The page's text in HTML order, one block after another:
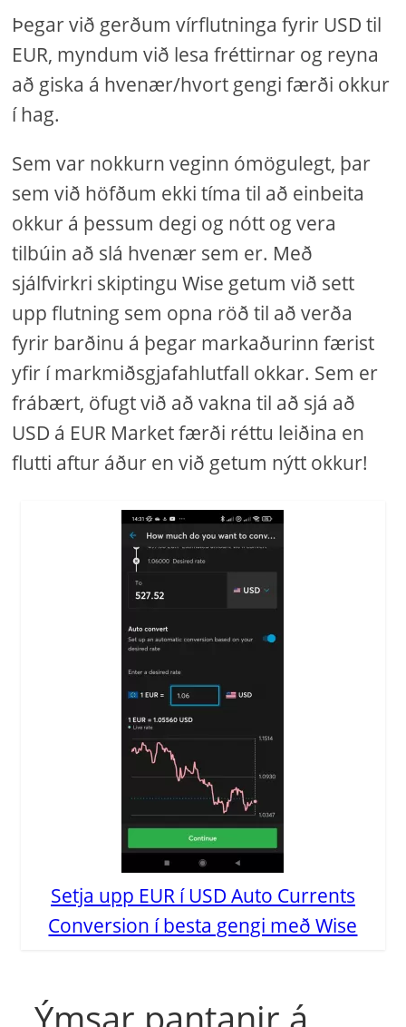
Þegar við gerðum vírflutninga fyrir USD til
EUR, myndum við lesa fréttirnar og reyna
að giska á hvenær/hvort gengi færði okkur
í hag.
Sem var nokkurn veginn ómögulegt, þar
sem við höfðum ekki tíma til að einbeita
okkur á þessum degi og nótt og vera
tilbúin að slá hvenær sem er. Með
sjálfvirkri skiptingu Wise getum við sett
upp flutning sem opna röð til að verða
fyrir barðinu á þegar markaðurinn færist
yfir í markmiðsgjafahlutfall okkar. Sem er
frábært, öfugt við að vakna til að sjá að
USD á EUR Market færði réttu leiðina en
flutti aftur áður en við getum nýtt okkur!
Setja upp EUR í USD Auto Currents
Conversion í besta gengi með Wise